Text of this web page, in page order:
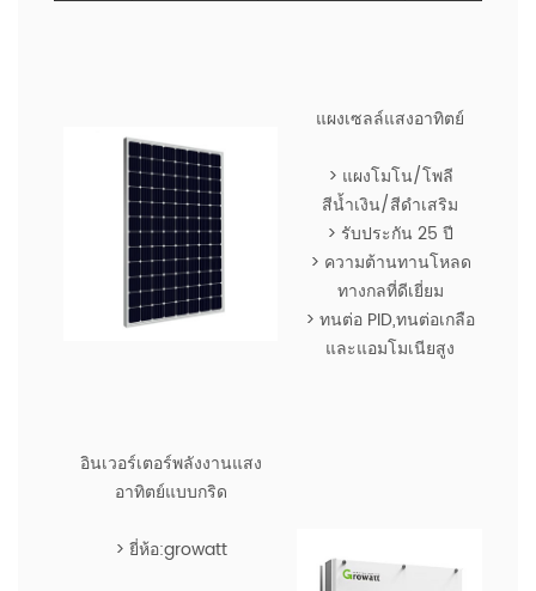
แผงเซลล์แสงอาทิตย์
> แผงโมโน/โพลี
สีน้ำเงิน/สีดำเสริม
> รับประกัน 25 ปี
> ความต้านทานโหลด
ทางกลที่ดีเยี่ยม
> ทนต่อ PID,ทนต่อเกลือ
และแอมโมเนียสูง
อินเวอร์เตอร์พลังงานแสง
อาทิตย์แบบกริด
> ยี่ห้อ:growatt